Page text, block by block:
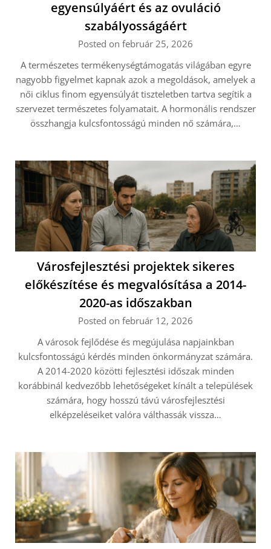
egyensúlyáért és az ovuláció
szabályosságáért
Posted on február 25, 2026
A természetes termékenységtámogatás világában egyre
nagyobb figyelmet kapnak azok a megoldások, amelyek a
női ciklus finom egyensúlyát tiszteletben tartva segítik a
szervezet természetes folyamatait. A hormonális rendszer
összhangja kulcsfontosságú minden nő számára,…
Városfejlesztési projektek sikeres
előkészítése és megvalósítása a 2014-
2020-as időszakban
Posted on február 12, 2026
A városok fejlődése és megújulása napjainkban
kulcsfontosságú kérdés minden önkormányzat számára.
A 2014-2020 közötti fejlesztési időszak minden
korábbinál kedvezőbb lehetőségeket kínált a települések
számára, hogy hosszú távú városfejlesztési
elképzeléseiket valóra válthassák vissza…